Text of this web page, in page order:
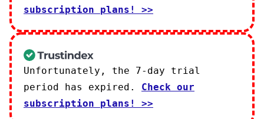
subscription plans! >>
Unfortunately, the 7-day trial
period has expired. Check our
subscription plans! >>